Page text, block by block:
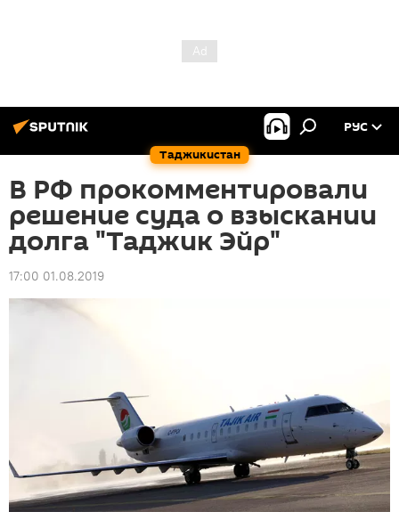
Таджикистан
РУС
В РФ прокомментировали
решение суда о взыскании
долга "Таджик Эйр"
17:00 01.08.2019